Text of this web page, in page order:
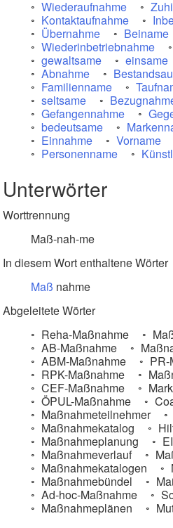
Wiederaufnahme
Kontaktaufnahme
Übernahme
Beiname
Wiederinbetriebnahme
gewaltsame
einsame
Abnahme
Familienname
seltsame
Gefangennahme
bedeutsame
Einnahme
Vorname
Personenname
Unterwörter
Worttrennung
Maß-nah-me
In diesem Wort enthaltene Wörter
Maß nahme
Abgeleitete Wörter
Reha-Maßnahme
AB-Maßnahme
ABM-Maßnahme
PR-
RPK-Maßnahme
CEF-Maßnahme
ÖPUL-Maßnahme
Maßnahmeteilnehmer
Maßnahmekatalog
Maßnahmeplanung
Maßnahmeverlauf
Maßnahmekatalogen
Maßnahmebündel
Ad-hoc-Maßnahme
Maßnahmeplänen